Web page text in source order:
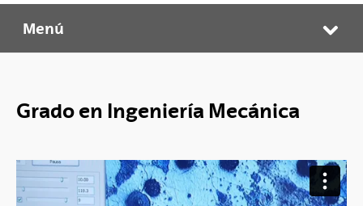
Grado en Ingeniería Mecánica
Menú
Grado en Ingeniería Mecánica